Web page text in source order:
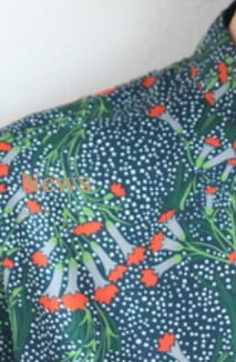
エシア三輪店メニュー
Ecia Miwa Menu
クーポン | エシア三田店
Ecia Sanda
クーポン | アイサロン
Eyelash
クーポン | エステサロン
Esthetic
クーポン | エシア西宮名塩店
Ecia Najio
News
ニュース